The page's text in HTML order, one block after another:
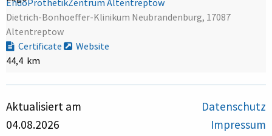
Dietrich-Bonhoeffer-Klinikum Neubrandenburg, 17087
Altentreptow
Certificate
Website
44,4 km
Aktualisiert am
04.08.2026
Datenschutz
Impressum